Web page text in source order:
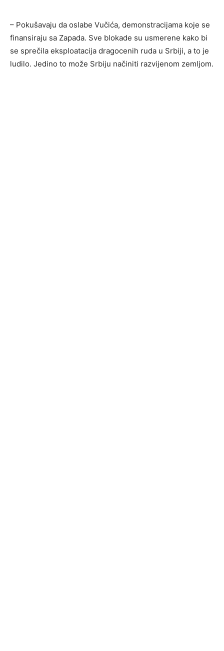
– Pokušavaju da oslabe Vučića, demonstracijama koje se
finansiraju sa Zapada. Sve blokade su usmerene kako bi
se sprečila eksploatacija dragocenih ruda u Srbiji, a to je
ludilo. Jedino to može Srbiju načiniti razvijenom zemljom.